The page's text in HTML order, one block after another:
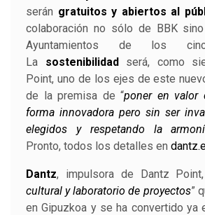
serán gratuitos y abiertos al
colaboración no sólo de BBK
Ayuntamientos de los
La
sostenibilidad
será, como
Point, uno de los ejes de este
de la premisa de “poner en valor
forma innovadora pero sin ser
elegidos y respetando la
Pronto, todos los detalles en
Dantz, impulsora de Dantz
cultural y laboratorio de proyectos”
en Gipuzkoa y se ha convertido ya